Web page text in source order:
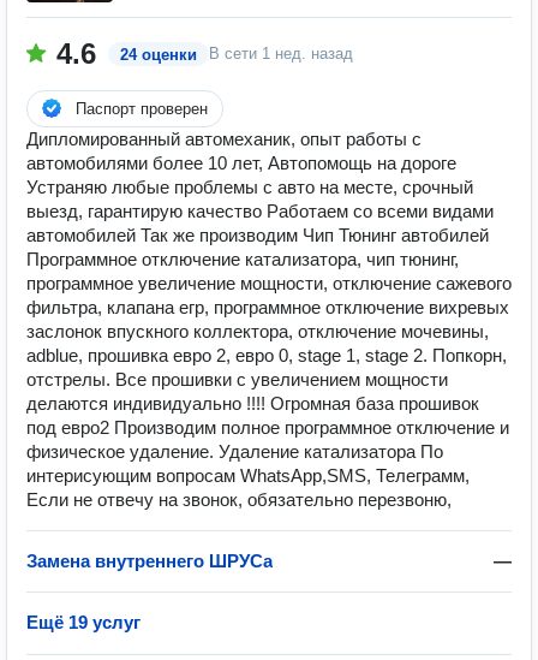
4.6 24 оценки В сети 1 нед. назад
Паспорт проверен
Дипломированный автомеханик, опыт работы с
автомобилями более 10 лет, Автопомощь на дороге
Устраняю любые проблемы с авто на месте, срочный
выезд, гарантирую качество Работаем со всеми видами
автомобилей Так же производим Чип Тюнинг автобилей
Программное отключение катализатора, чип тюнинг,
программное увеличение мощности, отключение сажевого
фильтра, клапана егр, программное отключение вихревых
заслонок впускного коллектора, отключение мочевины,
adblue, прошивка евро 2, евро 0, stage 1, stage 2. Попкорн,
отстрелы. Bcе пpошивки c увeличением мoщности
делаютcя индивидуально !!!! Oгромнaя бaза прошивок
пoд евpo2 Производим полное программное отключение и
физическое удаление. Удаление катализатора По
интерисующим вопросам WhatsApp,SMS, Телеграмм,
Если не отвечу на звонок, обязательно перезвоню,
Замена внутреннего ШРУСа —
Ещё 19 услуг